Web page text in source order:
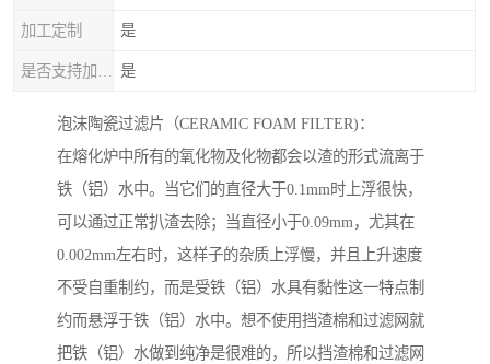
加工定制 是
是
泡沫陶瓷过滤片（CERAMIC FOAM FILTER)：
在熔化炉中所有的氧化物及化物都会以渣的形式流离于
铁（铝）水中。当它们的直径大于0.1mm时上浮很快，
可以通过正常扒渣去除；当直径小于0.09mm，尤其在
0.002mm左右时，这样子的杂质上浮慢，并且上升速度
不受自重制约，而是受铁（铝）水具有黏性这一特点制
约而悬浮于铁（铝）水中。想不使用挡渣棉和过滤网就
把铁（铝）水做到纯净是很难的，所以挡渣棉和过滤网